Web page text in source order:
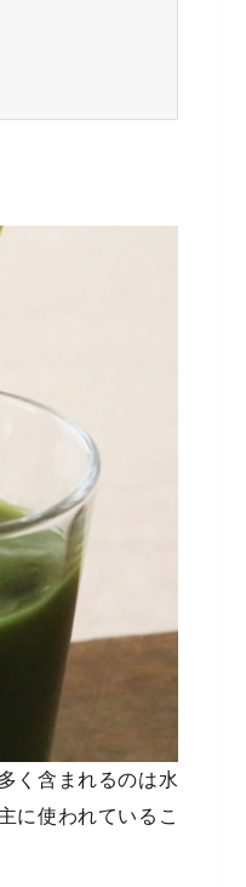
く含まれるのは水
に使われているこ